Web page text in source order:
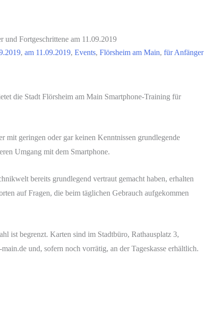
Fortgeschrittene am 11.09.2019
, am 11.09.2019, Events, Flörsheim am Main, für Anfänger
die Stadt Flörsheim am Main Smartphone-Training für
mit geringen oder gar keinen Kenntnissen grundlegende
Umgang mit dem Smartphone.
bereits grundlegend vertraut gemacht haben, erhalten
auf Fragen, die beim täglichen Gebrauch aufgekommen
ist begrenzt. Karten sind im Stadtbüro, Rathausplatz 3,
und, sofern noch vorrätig, an der Tageskasse erhältlich.